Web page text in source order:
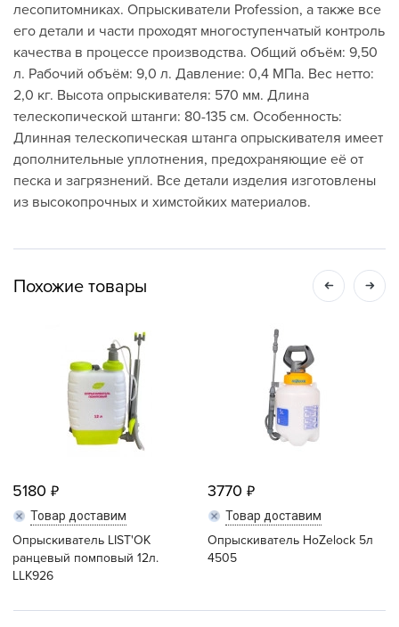
лесопитомниках. Опрыскиватели Profession, а также все
его детали и части проходят многоступенчатый контроль
качества в процессе производства. Общий объём: 9,50
л. Рабочий объём: 9,0 л. Давление: 0,4 МПа. Вес нетто:
2,0 кг. Высота опрыскивателя: 570 мм. Длина
телескопической штанги: 80-135 см. Особенность:
Длинная телескопическая штанга опрыскивателя имеет
дополнительные уплотнения, предохраняющие её от
песка и загрязнений. Все детали изделия изготовлены
из высокопрочных и химстойких материалов.
Похожие товары
5180
Товар доставим
Опрыскиватель LIST'OK
ранцевый помповый 12л.
LLК926
3770
Товар доставим
Опрыскиватель HoZelock 5л
4505